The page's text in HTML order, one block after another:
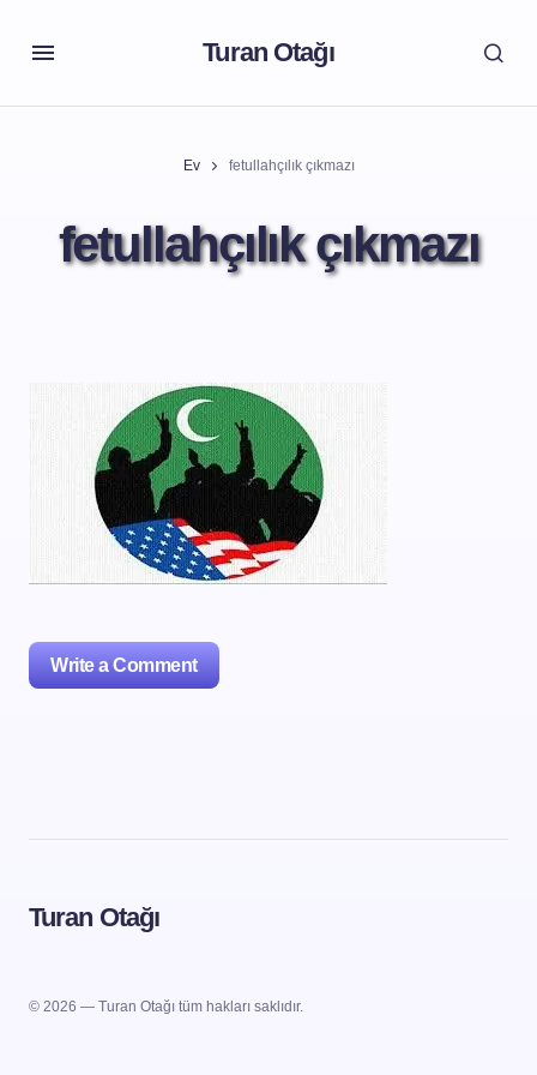
Turan Otağı
Ev fetullahçılık çıkmazı
fetullahçılık çıkmazı
Write a Comment
Turan Otağı
© 2026 — Turan Otağı tüm hakları saklıdır.